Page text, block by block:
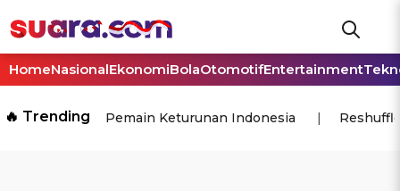
HomeNasionalEkonomiBolaOtomotifEntertainment
🔥 Trending Pemain Keturunan Indonesia